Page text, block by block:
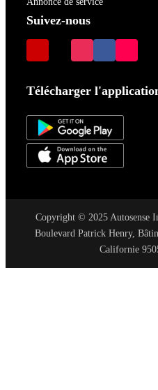
Suivez-nous
Télécharger
Copyright © 2025 Autosense
Boulevard Patrick Henry,
Californie